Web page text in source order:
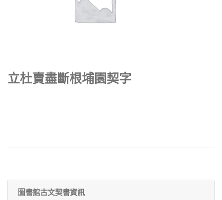
立杜賣盡斷根埔園契字
圖書館古文契書資訊